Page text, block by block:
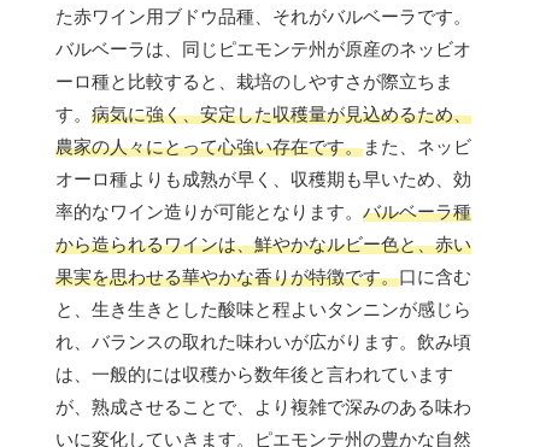
た赤ワイン用ブドウ品種、それがバルベーラです。
バルベーラは、同じピエモンテ州が原産のネッビオ
ーロ種と比較すると、栽培のしやすさが際立ちま
す。 病気に強く、安定した収穫量が見込めるため、
農家の人々にとって心強い存在です。また、ネッビ
オーロ種よりも成熟が早く、収穫期も早いため、効
率的なワイン造りが可能となります。 バルベーラ種
から造られるワインは、鮮やかなルビー色と、赤い
果実を思わせる華やかな香りが特徴です。口に含む
と、生き生きとした酸味と程よいタンニンが感じら
れ、バランスの取れた味わいが広がります。飲み頃
は、一般的には収穫から数年後と言われています
が、熟成させることで、より複雑で深みのある味わ
いに変化していきます。ピエモンテ州の豊かな自然